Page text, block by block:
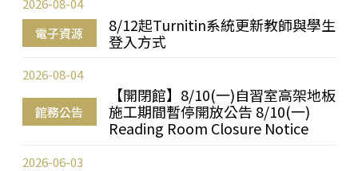
電子資源
8/12起Turnitin系統更新教師與學生
登入方式
2026-08-04
館務公告
【開閉館】8/10(一)自習室高架地板
施工期間暫停開放公告 8/10(一)
Reading Room Closure Notice
2026-08-04
2026-06-03